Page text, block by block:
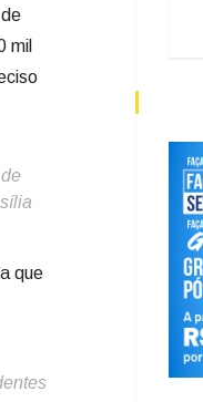
mil
que